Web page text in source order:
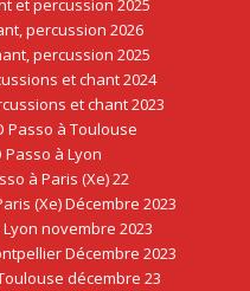
et percussion 2025
percussion 2026
percussion 2025
et chant 2024
et chant 2023
Passo à Toulouse
Passo à Lyon
à Paris (Xe) 22
(Xe) Décembre 2023
novembre 2023
Décembre 2023
décembre 23